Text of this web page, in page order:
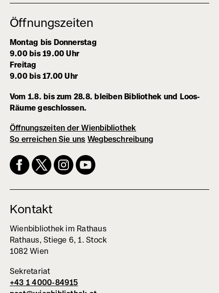
Öffnungszeiten
Montag bis Donnerstag
9.00 bis 19.00 Uhr
Freitag
9.00 bis 17.00 Uhr
Vom 1.8. bis zum 28.8. bleiben Bibliothek und Loos-
Räume geschlossen.
Öffnungszeiten der Wienbibliothek
So erreichen Sie uns Wegbeschreibung
Kontakt
Wienbibliothek im Rathaus
Rathaus, Stiege 6, 1. Stock
1082 Wien
Sekretariat
+43 1 4000-84915